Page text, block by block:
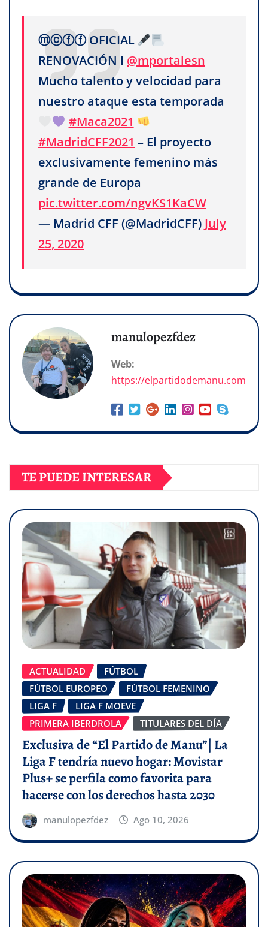
ⓜⓒⓕⓕ OFICIAL
RENOVACIÓN I @mportalesn
Mucho talento y velocidad para
nuestro ataque esta temporada
#Maca2021
#MadridCFF2021 – El proyecto
exclusivamente femenino más
grande de Europa
pic.twitter.com/ngvKS1KaCW
— Madrid CFF (@MadridCFF) July
25, 2020
manulopezfdez
Web:
https://elpartidodemanu.com
TE PUEDE INTERESAR
ACTUALIDAD
FÚTBOL
FÚTBOL EUROPEO
FÚTBOL FEMENINO
LIGA F
LIGA F MOEVE
PRIMERA IBERDROLA
TITULARES DEL DÍA
Exclusiva de “El Partido de Manu”| La
Liga F tendría nuevo hogar: Movistar
Plus+ se perfila como favorita para
hacerse con los derechos hasta 2030
manulopezfdez Ago 10, 2026